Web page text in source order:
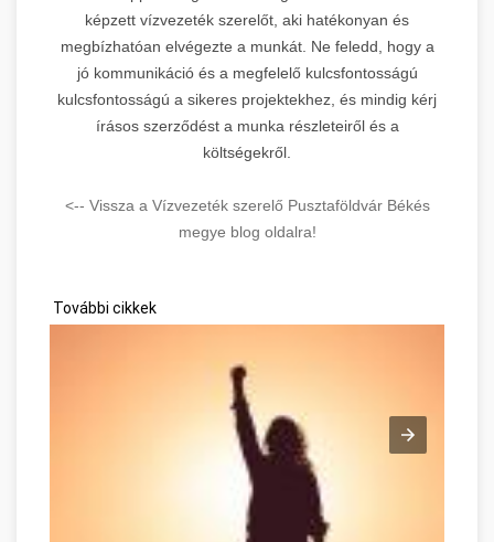
képzett vízvezeték szerelőt, aki hatékonyan és
megbízhatóan elvégezte a munkát. Ne feledd, hogy a
jó kommunikáció és a megfelelő kulcsfontosságú
kulcsfontosságú a sikeres projektekhez, és mindig kérj
írásos szerződést a munka részleteiről és a
költségekről.
<-- Vissza a Vízvezeték szerelő Pusztaföldvár Békés
megye blog oldalra!
További cikkek